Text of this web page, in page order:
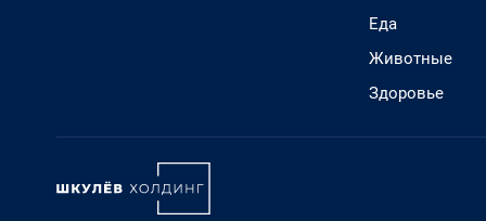
Еда
Животные
Здоровье